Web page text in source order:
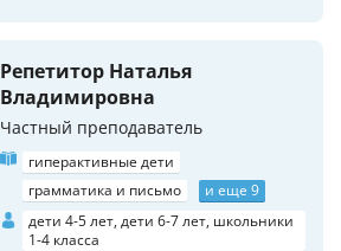
Репетитор Наталья
Владимировна
Частный преподаватель
гиперактивные дети
грамматика и письмо
и еще 9
дети 4-5 лет, дети 6-7 лет, школьники
1-4 класса